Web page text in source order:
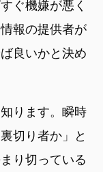
ぐ機嫌が悪く
報の提供者が
良いかと決め
ります。瞬時
切り者か」と
り切っている